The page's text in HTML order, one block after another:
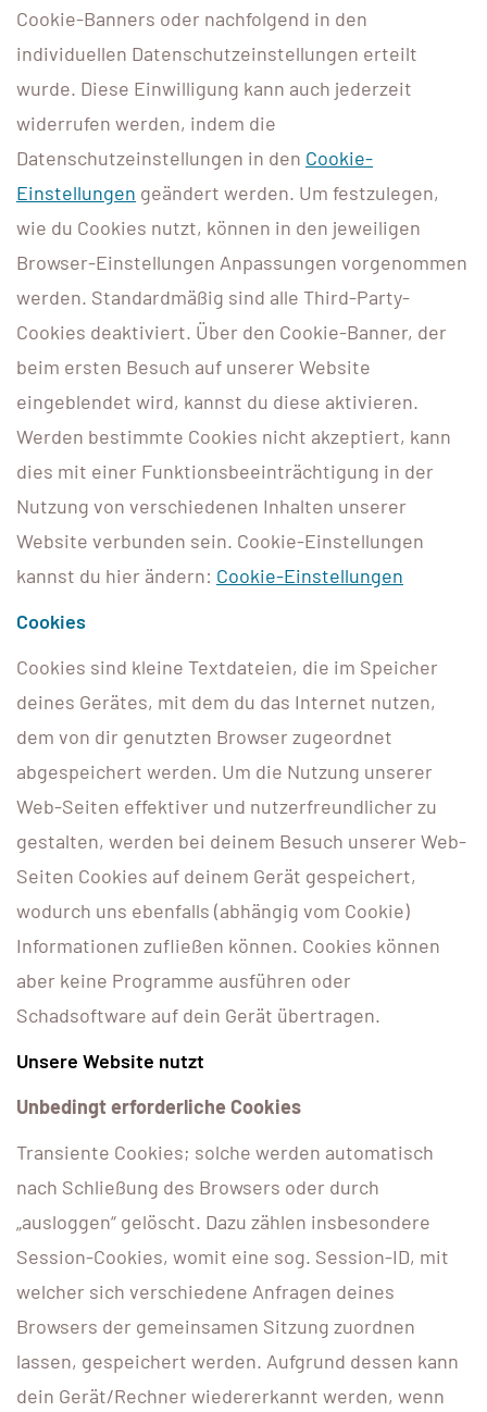
Cookie-Banners oder nachfolgend in den
individuellen Datenschutzeinstellungen erteilt
wurde. Diese Einwilligung kann auch jederzeit
widerrufen werden, indem die
Datenschutzeinstellungen in den Cookie-
Einstellungen geändert werden. Um festzulegen,
wie du Cookies nutzt, können in den jeweiligen
Browser-Einstellungen Anpassungen vorgenommen
werden. Standardmäßig sind alle Third-Party-
Cookies deaktiviert. Über den Cookie-Banner, der
beim ersten Besuch auf unserer Website
eingeblendet wird, kannst du diese aktivieren.
Werden bestimmte Cookies nicht akzeptiert, kann
dies mit einer Funktionsbeeinträchtigung in der
Nutzung von verschiedenen Inhalten unserer
Website verbunden sein. Cookie-Einstellungen
kannst du hier ändern: Cookie-Einstellungen
Cookies
Cookies sind kleine Textdateien, die im Speicher
deines Gerätes, mit dem du das Internet nutzen,
dem von dir genutzten Browser zugeordnet
abgespeichert werden. Um die Nutzung unserer
Web-Seiten effektiver und nutzerfreundlicher zu
gestalten, werden bei deinem Besuch unserer Web-
Seiten Cookies auf deinem Gerät gespeichert,
wodurch uns ebenfalls (abhängig vom Cookie)
Informationen zufließen können. Cookies können
aber keine Programme ausführen oder
Schadsoftware auf dein Gerät übertragen.
Unsere Website nutzt
Unbedingt erforderliche Cookies
Transiente Cookies; solche werden automatisch
nach Schließung des Browsers oder durch
„ausloggen“ gelöscht. Dazu zählen insbesondere
Session-Cookies, womit eine sog. Session-ID, mit
welcher sich verschiedene Anfragen deines
Browsers der gemeinsamen Sitzung zuordnen
lassen, gespeichert werden. Aufgrund dessen kann
dein Gerät/Rechner wiedererkannt werden, wenn